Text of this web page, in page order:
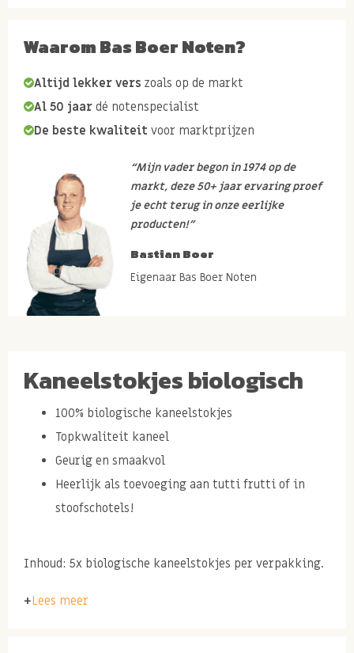
Waarom Bas Boer Noten?
Altijd lekker vers zoals op de markt
Al 50 jaar dé notenspecialist
De beste kwaliteit voor marktprijzen
“Mijn vader begon in 1974 op de
markt, deze 50+ jaar ervaring proef
je echt terug in onze eerlijke
producten!”
Bastian Boer
Eigenaar Bas Boer Noten
Kaneelstokjes biologisch
100% biologische kaneelstokjes
Topkwaliteit kaneel
Geurig en smaakvol
Heerlijk als toevoeging aan tutti frutti of in
stoofschotels!
Inhoud: 5x biologische kaneelstokjes per verpakking.
Merk: I do.
Lees meer